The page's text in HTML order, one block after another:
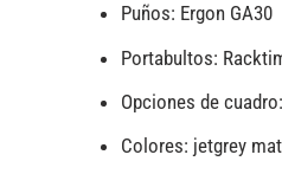
Puños: Ergon GA30
Portabultos:
Opciones de
Colores: jetgrey